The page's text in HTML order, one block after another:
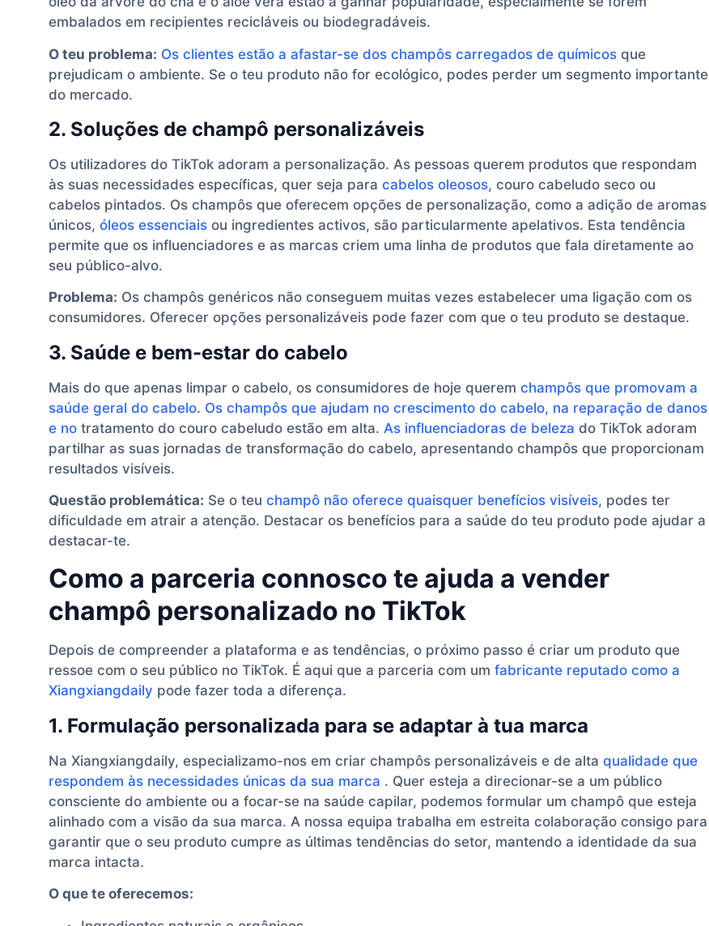
embalados em recipientes recicláveis ou biodegradáveis.
O teu problema: Os clientes estão a afastar-se dos champôs carregados de químicos que
prejudicam o ambiente. Se o teu produto não for ecológico, podes perder um segmento importante
do mercado.
2. Soluções de champô personalizáveis
Os utilizadores do TikTok adoram a personalização. As pessoas querem produtos que respondam
às suas necessidades específicas, quer seja para cabelos oleosos, couro cabeludo seco ou
cabelos pintados. Os champôs que oferecem opções de personalização, como a adição de aromas
únicos, óleos essenciais ou ingredientes activos, são particularmente apelativos. Esta tendência
permite que os influenciadores e as marcas criem uma linha de produtos que fala diretamente ao
seu público-alvo.
Problema: Os champôs genéricos não conseguem muitas vezes estabelecer uma ligação com os
consumidores. Oferecer opções personalizáveis pode fazer com que o teu produto se destaque.
3. Saúde e bem-estar do cabelo
Mais do que apenas limpar o cabelo, os consumidores de hoje querem champôs que promovam a
saúde geral do cabelo. Os champôs que ajudam no crescimento do cabelo, na reparação de danos
e no tratamento do couro cabeludo estão em alta. As influenciadoras de beleza do TikTok adoram
partilhar as suas jornadas de transformação do cabelo, apresentando champôs que proporcionam
resultados visíveis.
Questão problemática: Se o teu champô não oferece quaisquer benefícios visíveis, podes ter
dificuldade em atrair a atenção. Destacar os benefícios para a saúde do teu produto pode ajudar a
destacar-te.
Como a parceria connosco te ajuda a vender
champô personalizado no TikTok
Depois de compreender a plataforma e as tendências, o próximo passo é criar um produto que
ressoe com o seu público no TikTok. É aqui que a parceria com um fabricante reputado como a
Xiangxiangdaily pode fazer toda a diferença.
1. Formulação personalizada para se adaptar à tua marca
Na Xiangxiangdaily, especializamo-nos em criar champôs personalizáveis e de alta qualidade que
respondem às necessidades únicas da sua marca . Quer esteja a direcionar-se a um público
consciente do ambiente ou a focar-se na saúde capilar, podemos formular um champô que esteja
alinhado com a visão da sua marca. A nossa equipa trabalha em estreita colaboração consigo para
garantir que o seu produto cumpre as últimas tendências do setor, mantendo a identidade da sua
marca intacta.
O que te oferecemos: